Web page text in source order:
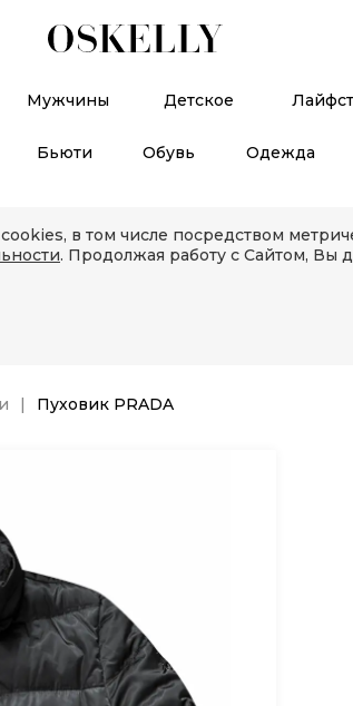
Мужчины Детское
Бьюти Обувь Одежда
в том числе посредством
. Продолжая работу с Сайтом, Вы
Пуховик PRADA